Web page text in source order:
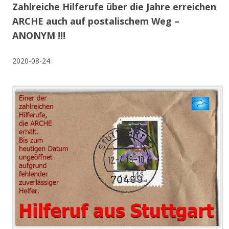
Zahlreiche Hilferufe über die Jahre erreichen
ARCHE auch auf postalischem Weg –
ANONYM !!!
2020-08-24